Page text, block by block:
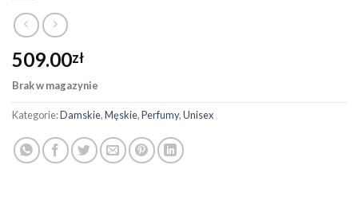
509.00zł
Brak w magazynie
Kategorie:Damskie,Męskie,Perfumy,Unisex